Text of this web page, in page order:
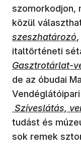
szomorkodjon,
közül
szeszhatározó
italtörténeti
Gasztrotárlat-
de az óbudai
(új ablakban
Szíveslátás,
tudást és
sok remek